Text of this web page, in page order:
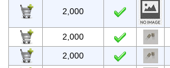
2,000
2,000
2,000